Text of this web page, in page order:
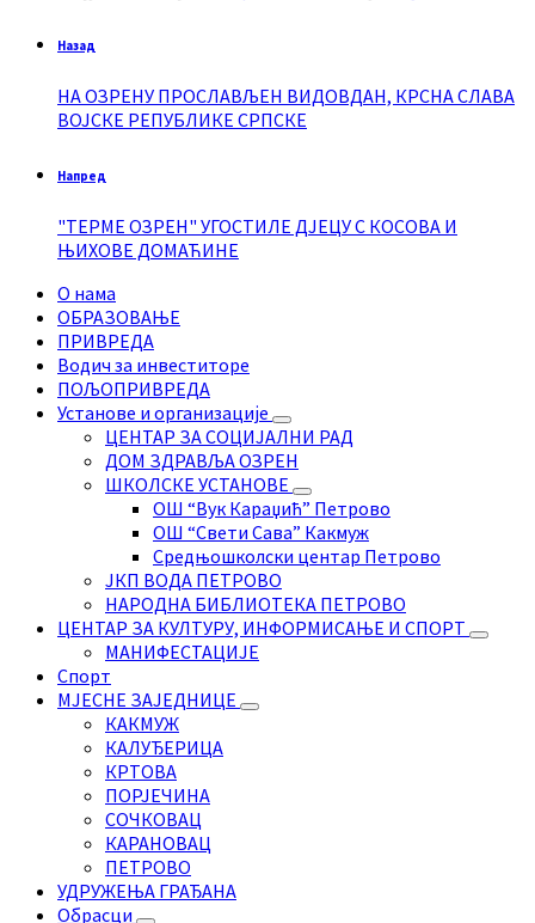
Назад
НА ОЗРЕНУ ПРОСЛАВЉЕН ВИДОВДАН, КРСНА СЛАВА
ВОЈСКЕ РЕПУБЛИКЕ СРПСКЕ
Напред
"ТЕРМЕ ОЗРЕН" УГОСТИЛЕ ДЈЕЦУ С КОСОВА И
ЊИХОВЕ ДОМАЋИНЕ
О нама
ОБРАЗОВАЊЕ
ПРИВРЕДА
Водич за инвеститоре
ПОЉОПРИВРЕДА
Установе и организације
ЦЕНТАР ЗА СОЦИЈАЛНИ РАД
ДОМ ЗДРАВЉА ОЗРЕН
ШКОЛСКЕ УСТАНОВЕ
ОШ “Вук Караџић” Петрово
ОШ “Свети Сава” Какмуж
Средњошколски центар Петрово
ЈКП ВОДА ПЕТРОВО
НАРОДНА БИБЛИОТЕКА ПЕТРОВО
ЦЕНТАР ЗА КУЛТУРУ, ИНФОРМИСАЊЕ И СПОРТ
МАНИФЕСТАЦИЈЕ
Спорт
МЈЕСНЕ ЗАЈЕДНИЦЕ
КАКМУЖ
КАЛУЂЕРИЦА
КРТОВА
ПОРЈЕЧИНА
СОЧКОВАЦ
КАРАНОВАЦ
ПЕТРОВО
УДРУЖЕЊА ГРАЂАНА
Обрасци